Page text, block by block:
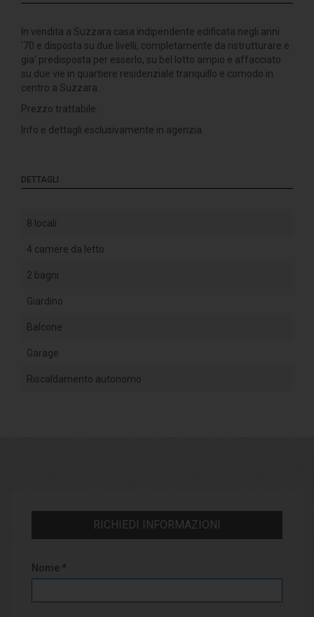
In vendita a Suzzara casa indipendente edificata negli anni
'70 e disposta su due livelli, completamente da ristrutturare e
gia' predisposta per esserlo, su bel lotto ampio e affacciato
su due vie in quartiere residenziale tranquillo e comodo in
centro a Suzzara.
Prezzo trattabile.
Info e dettagli esclusivamente in agenzia.
DETTAGLI
8 locali
4 camere da letto
2 bagni
Giardino
Balcone
Garage
Riscaldamento autonomo
RICHIEDI INFORMAZIONI
Nome *